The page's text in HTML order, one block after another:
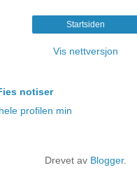
Startsiden
Vis nettversjon
notiser
profilen min
Drevet av Blogger.